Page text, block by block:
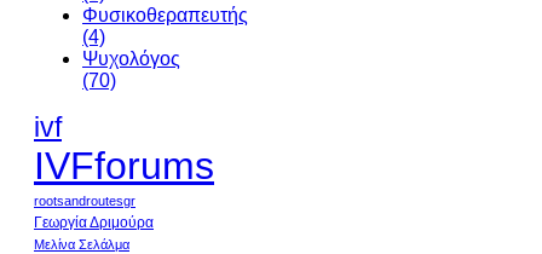
Φυσικοθεραπευτής
(4)
Ψυχολόγος
(70)
ivf
IVFforums
rootsandroutesgr
Γεωργία Δριμούρα
Μελίνα Σελάλμα